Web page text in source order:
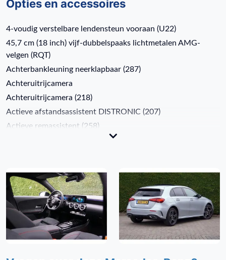
4-voudig verstelbare lendensteun vooraan (U22)
45,7 cm (18 inch) vijf-dubbelspaaks lichtmetalen AMG-
velgen (RQT)
Achterbankleuning neerklapbaar (287)
Achteruitrijcamera
Achteruitrijcamera (218)
Actieve afstandsassistent DISTRONIC (207)
Actieve remassistent (258)
AMG Line
AMG Line (950)
AMG Line (PSJ)
AMG styling (772)
Apple Carplay/Android Auto